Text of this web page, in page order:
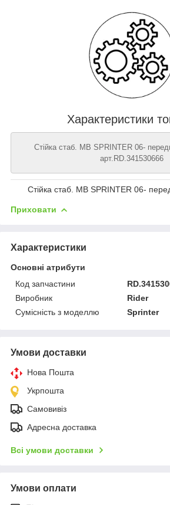
Характеристики
Стійка стаб. MB SPRINTER 06-
арт.RD.341530666
Стійка стаб. MB SPRINTER 06-
Приховати
Характеристики
Основні атрибути
Код запчастини
Виробник
Rider
Сумісність з моделлю
Sprinter
Умови доставки
Нова Пошта
Укрпошта
Самовивіз
Адресна доставка
Всі умови доставки
Умови оплати